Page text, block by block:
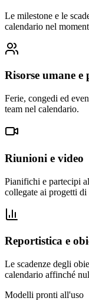
Le milestone e le
calendario nel
Risorse umane e
Ferie, congedi ed
team nel calendario.
Riunioni e video
Pianifichi e partecipi
collegate ai progetti
Reportistica e
Le scadenze degli
calendario affinché
Modelli pronti all'uso